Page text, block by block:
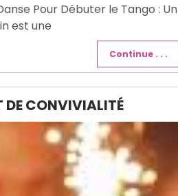
Pour Débuter le Tango : Un
est une
Continue . . .
DE CONVIVIALITÉ